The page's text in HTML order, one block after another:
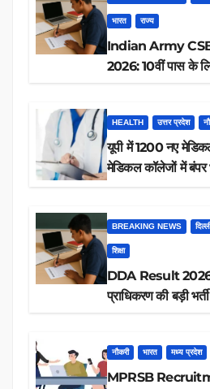
भारत राज्य
Indian Army
2026: 10वीं पास के
HEALTH उत्तर प्रदेश
यूपी में 1200 नए
मेडिकल कॉलेजों में बंपर
BREAKING NEWS
शिक्षा
DDA Result 2026
प्राधिकरण की बड़ी
नौकरी भारत मध्य प्रदेश
MPRSB